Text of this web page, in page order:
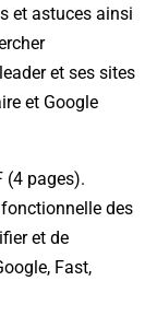
et astuces ainsi
et ses sites
et Google
(4 pages).
des
et de
Fast,